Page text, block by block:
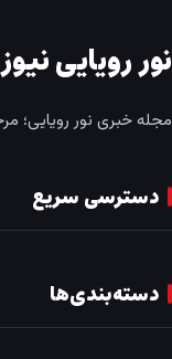
نور رویایی نیوز
مجله خبری نور رویایی؛
دسترسی سریع
دسته‌بندی‌ها